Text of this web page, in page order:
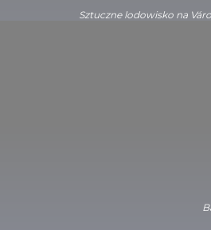
Sztuczne lodowisko na